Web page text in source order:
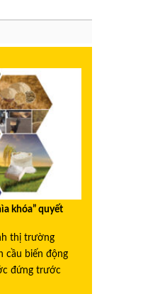
khóa” quyết
thị trường
cầu biến động
đứng trước